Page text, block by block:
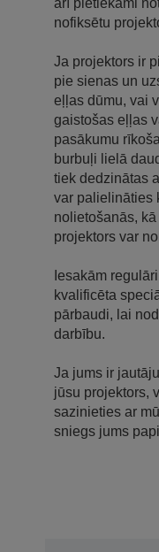
arī pietiekami
nofiksētu
Ja projektors ir
pie sienas un
eļļas dūmu, vai
gaistošas eļļas
pasākumu
burbuļi lielā
tiek dedzinātas
var palielināties
nolietošanās,
projektors var
Iesakām
kvalificēta
pārbaudi, lai
darbību.
Ja jums ir
jūsu projektors,
sazinieties ar
sniegs jums